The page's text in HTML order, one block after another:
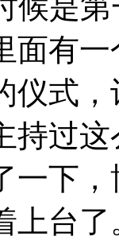
面有
仪式
持过
一下
上台